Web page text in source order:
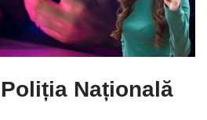
Națională